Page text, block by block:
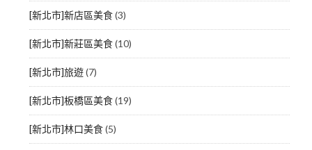
[新北市]新店區美食(3)
[新北市]新莊區美食(10)
[新北市]旅遊(7)
[新北市]板橋區美食(19)
[新北市]林口美食(5)